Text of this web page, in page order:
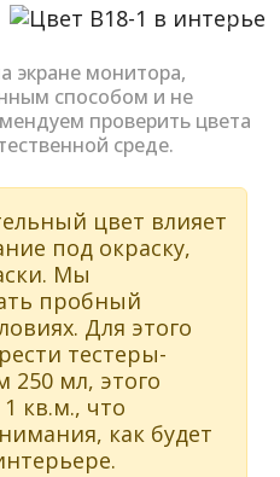
Next
экране монитора,
способом и не
проверить цвета
среде.
цвет влияет
под окраску,
Мы
пробный
Для этого
тестеры-
мл, этого
кв.м., что
как будет